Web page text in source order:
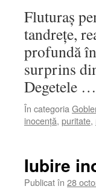
Fluturaș
tandrețe,
profundă
surprins
Degetele …
În categoria
inocență, puritate,
Iubire
Publicat în 28